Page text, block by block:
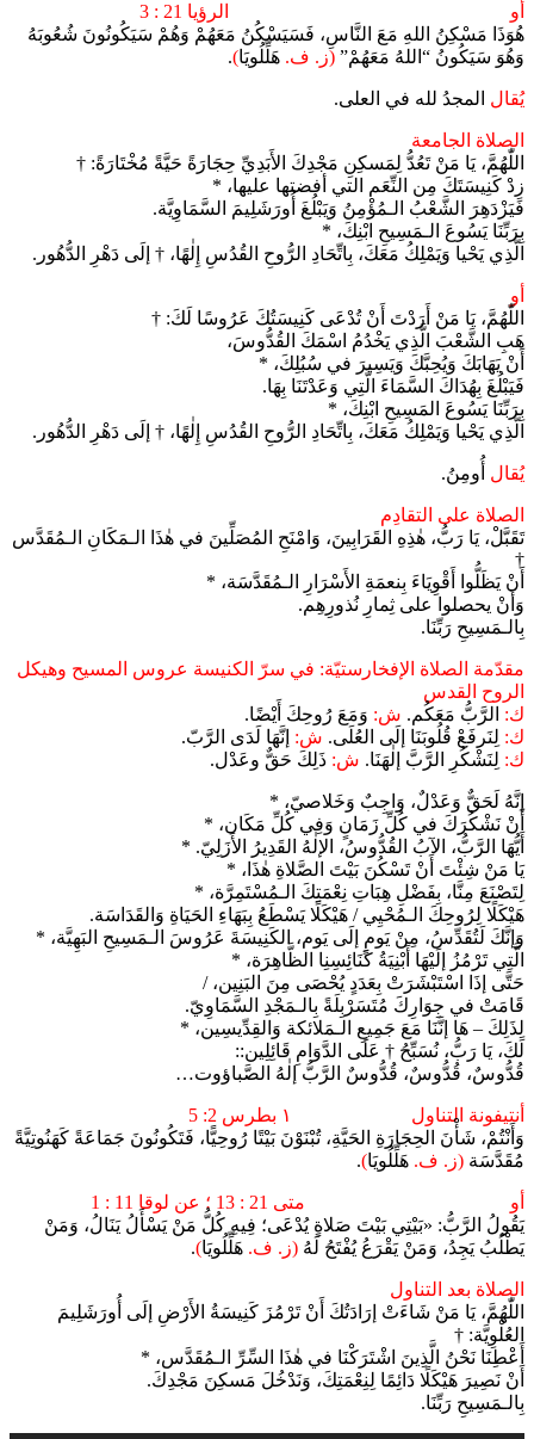
أو الرؤيا 21 : 3
هُوَذَا مَسْكِنُ اللهِ مَعَ النَّاسِ، فَسَيَسْكُنُ مَعَهُمْ وَهُمْ سَيَكُونُونَ شُعُوبَهُ
وَهُوَ سَيَكُونُ “اللهُ مَعَهُمْ” (ز. ف. هَلِّلُويَا)
.
يُقال المجدُ لله في العلى.
الصلاة الجامعة
اللّٰهُمَّ، يَا مَنْ تَعُدُّ لِمَسكِنِ مَجْدِكَ الأَبَدِيِّ حِجَارَةً حَيَّةً مُخْتَارَةً: †
زِدْ كَنِيسَتَكَ مِن النِّعَم التي أفضتها عليها، *
فَيَزْدَهِرَ الشَّعْبُ الـمُؤْمِنُ وَيَبْلُغَ أُورَشَلِيمَ السَّمَاوِيَّة.
بِرَبِّنَا يَسُوعَ الـمَسِيحِ ابْنِكَ، *
الَّذِي يَحْيا وَيَمْلِكُ مَعَكَ، بِاتِّحَادِ الرُّوحِ القُدُسِ إِلٰهًا، † إلَى دَهْرِ الدُّهُور.
أو
اللّٰهُمَّ، يَا مَنْ أَرَدْتَ أَنْ تُدْعَى كَنِيسَتُكَ عَرُوسًا لَكَ: †
هَبِ الشَّعْبَ الَّذِي يَخْدُمُ اسْمَكَ القُدُّوسَ،
أَنْ يَهَابَكَ وَيُحِبَّكَ وَيَسِيرَ في سُبُلِكَ، *
فَيَبْلُغَ بِهُدَاكَ السَّمَاءَ الَّتِي وَعَدْتَنَا بِهَا.
بِرَبِّنَا يَسُوعَ المَسِيحِ ابْنِكَ، *
الَّذِي يَحْيا وَيَمْلِكُ مَعَكَ، بِاتِّحَادِ الرُّوحِ القُدُسِ إِلٰهًا، † إلَى دَهْرِ الدُّهُور.
يُقال أُومِنُ.
الصلاة على التقادِم
تَقَبَّلْ، يَا رَبُّ، هٰذِهِ القَرَابِينَ، وَامْنَحِ المُصَلِّينَ في هٰذَا الـمَكَانِ الـمُقَدَّس
†
أَنْ يَظَلُّوا أَقْوِيَاءَ بِنعمَةِ الأَسْرَارِ الـمُقَدَّسَة، *
وَأَنْ يحصلوا على ثِمارِ نُذورِهِم.
بِالـمَسِيحِ رَبِّنَا.
مقدّمة الصلاة الإفخارستيّة: في سرّ الكنيسة عروس المسيح وهيكل
الروح القدس
ك: الرَّبُّ مَعَكُم. ش: وَمَعَ رُوحِكَ أَيْضًا.
ك: لِنَرفَعْ قُلُوبَنَا إلَى العُلَى. ش: إنَّهَا لَدَى الرَّبّ.
ك: لِنَشْكُرِ الرَّبَّ إلٰهَنَا. ش: ذَلِكَ حَقٌّ وعَدْل.
إنَّهُ لَحَقٌّ وَعَدْلٌ، وَاجِبٌ وَخَلاصيّ، *
أَنْ نَشْكُرَكَ في كُلِّ زَمَانٍ وَفِي كُلِّ مَكَان، *
أَيُّهَا الرَّبُّ، الآبُ القُدُّوسُ، الإلٰهُ القَدِيرُ الأَزَلِيّ. *
يَا مَنْ شِئْتَ أَنْ تَسْكُنَ بَيْتَ الصَّلاةِ هٰذَا، *
لِتَصْنَعَ مِنَّا، بِفَضْلِ هِبَاتِ نِعْمَتِكَ الـمُسْتَمِرَّة، *
هَيْكَلًا لِرُوحِكَ الـمُحْيِي / هَيْكَلًا يَسْطَعُ بِبَهَاءِ الحَيَاةِ وَالقَدَاسَة.
وَإنَّكَ لَتُقَدِّسُ، مِنْ يَومٍ إلَى يَوم، الكَنِيسَةَ عَرُوسَ الـمَسِيحِ البَهِيَّة، *
الَّتِي تَرْمُزُ إلَيْهَا أَبْنِيَةُ كَنَائِسِنِا الظَّاهِرَة، *
حَتَّى إذَا اسْتَبْشَرَتْ بِعَدَدٍ يُحْصَى مِنَ البَنِين، /
قَامَتْ في جِوَارِكَ مُتَسَرْبِلَةً بِالـمَجْدِ السَّمَاوِيّ.
لِذَلِكَ – هَا إنَّنَا مَعَ جَمِيعِ الـمَلائكة وَالقِدِّيسِين، *
لَكَ، يَا رَبُّ، نُسَبِّحُ † عَلَى الدَّوَامِ قَائِلِين::
قُدُّوسٌ، قُدُّوسٌ، قُدُّوسٌ الرَّبُّ إلٰهُ الصَّباؤوت…
أنتيفونة التناول ١ بطرس 2: 5
وَأَنْتُمْ، شَأْنَ الحِجَارَةِ الحَيَّةِ، تُبْنَوْنَ بَيْتًا رُوحِيًّا، فَتَكُونُونَ جَمَاعَةً كَهَنُوتِيَّةً
مُقَدَّسَة (ز. ف. هَلِّلُويَا)
.
أو متى 21 : 13 ؛ عن لوقا 11 : 1
يَقُولُ الرَّبُّ: «بَيْتِي بَيْتَ صَلاةٍ يُدْعَى؛ فِيهِ كُلُّ مَنْ يَسْأَلُ يَنَالُ، وَمَنْ
يَطْلُبُ يَجِدُ، وَمَنْ يَقْرَعُ يُفْتَحُ لَهُ (ز. ف. هَلِّلُويَا)
.
الصلاة بعد التناول
اللّٰهُمَّ، يَا مَنْ شَاءَتْ إرَادَتُكَ أَنْ تَرْمُزَ كَنِيسَةُ الأَرْضِ إلَى أُورَشَلِيمَ
العُلْوِيَّة: †
أَعْطِنَا نَحْنُ الَّذِينَ اشْتَرَكْنَا في هٰذَا السِّرِّ الـمُقَدَّس، *
أَنْ نَصِيرَ هَيْكَلًا دَائِمًا لِنِعْمَتِكَ، وَنَدْخُلَ مَسكِنَ مَجْدِكَ.
بِالـمَسِيحِ رَبِّنَا.